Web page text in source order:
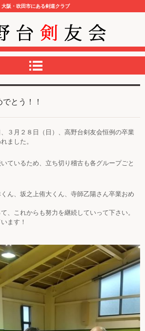
会
大阪・吹田市にある剣道クラブ
とう！！
３月２８日（日）、高野台剣友会恒例の卒業
ました。
ているため、立ち切り稽古も各グループごと
ん、坂之上侑大くん、寺師乙陽さん卒業おめ
、これからも努力を継続していって下さい。
ます！